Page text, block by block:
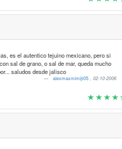
es el autentico tejuino mexicano, pero si
sal de grano, o sal de mar, queda mucho
saludos desde jalisco
alexmaxmimijt05,02-10-2006